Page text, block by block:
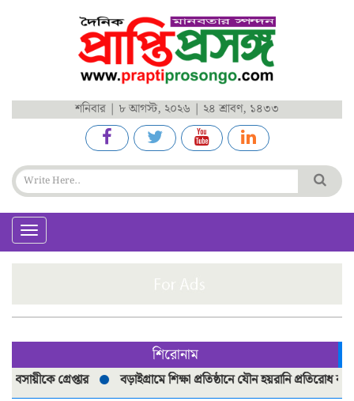
শনিবার | ৮ আগস্ট, ২০২৬ | ২৪ শ্রাবণ, ১৪৩৩
Toggle
navigation
শিরোনাম
গ্রেপ্তার বড়াইগ্রামে শিক্ষা প্রতিষ্ঠানে যৌন হয়রানি প্রতিরোধ